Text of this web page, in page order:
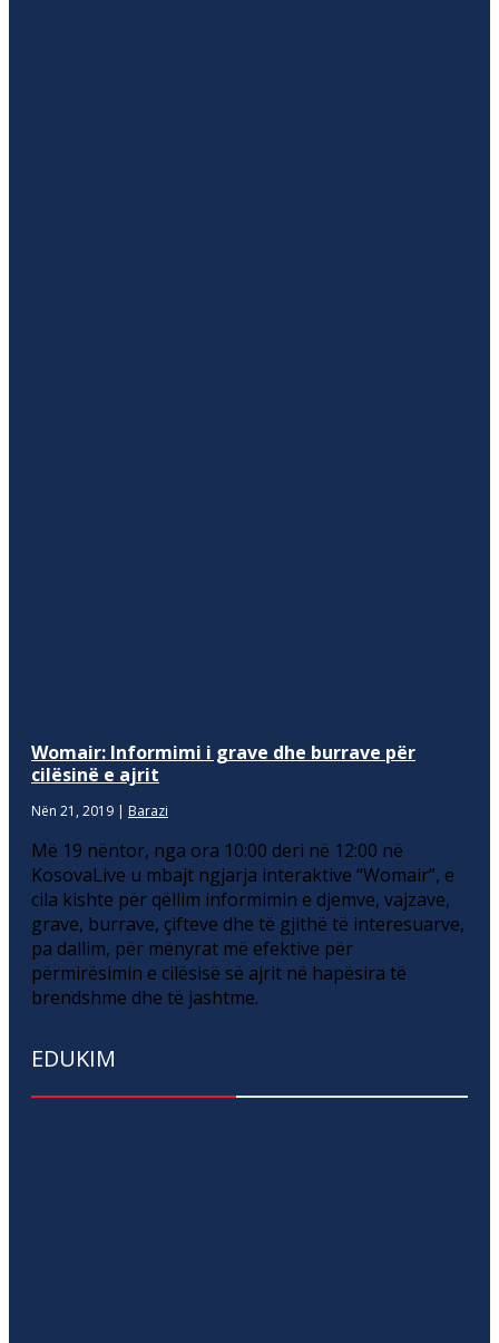
Womair: Informimi i grave dhe burrave për
cilësinë e ajrit
Nën 21, 2019 | Barazi
Më 19 nëntor, nga ora 10:00 deri në 12:00 në
KosovaLive u mbajt ngjarja interaktive “Womair”, e
cila kishte për qëllim informimin e djemve, vajzave,
grave, burrave, çifteve dhe të gjithë të interesuarve,
pa dallim, për mënyrat më efektive për
përmirësimin e cilësisë së ajrit në hapësira të
brendshme dhe të jashtme.
EDUKIM